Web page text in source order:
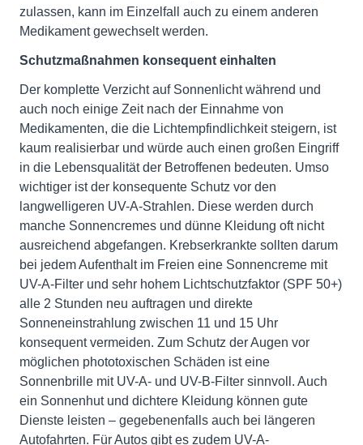
zulassen, kann im Einzelfall auch zu einem anderen
Medikament gewechselt werden.
Schutzmaßnahmen konsequent einhalten
Der komplette Verzicht auf Sonnenlicht während und
auch noch einige Zeit nach der Einnahme von
Medikamenten, die die Lichtempfindlichkeit steigern, ist
kaum realisierbar und würde auch einen großen Eingriff
in die Lebensqualität der Betroffenen bedeuten. Umso
wichtiger ist der konsequente Schutz vor den
langwelligeren UV-A-Strahlen. Diese werden durch
manche Sonnencremes und dünne Kleidung oft nicht
ausreichend abgefangen. Krebserkrankte sollten darum
bei jedem Aufenthalt im Freien eine Sonnencreme mit
UV-A-Filter und sehr hohem Lichtschutzfaktor (SPF 50+)
alle 2 Stunden neu auftragen und direkte
Sonneneinstrahlung zwischen 11 und 15 Uhr
konsequent vermeiden. Zum Schutz der Augen vor
möglichen phototoxischen Schäden ist eine
Sonnenbrille mit UV-A- und UV-B-Filter sinnvoll. Auch
ein Sonnenhut und dichtere Kleidung können gute
Dienste leisten – gegebenenfalls auch bei längeren
Autofahrten. Für Autos gibt es zudem UV-A-